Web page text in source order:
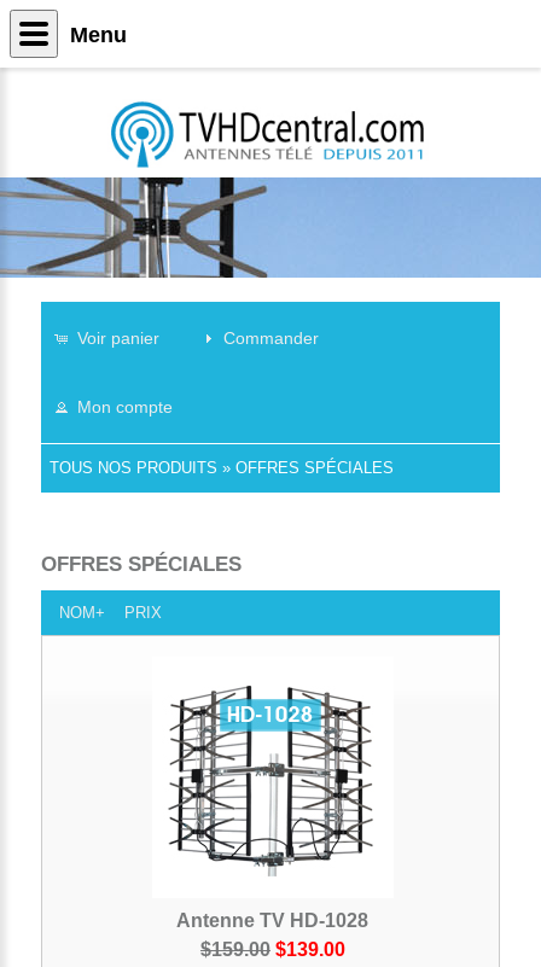
Voir panier Commander
Mon compte
TOUS NOS PRODUITS » OFFRES SPÉCIALES
OFFRES SPÉCIALES
NOM+ PRIX
Antenne TV HD-1028
$159.00 $139.00
Menu